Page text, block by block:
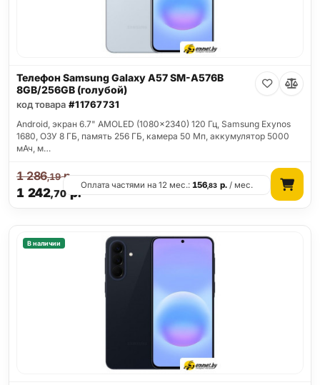
Телефон Samsung Galaxy A57 SM-A576B
8GB/256GB (голубой)
код товара #11767731
Android, экран 6.7" AMOLED (1080x2340) 120 Гц, Samsung Exynos
1680, ОЗУ 8 ГБ, память 256 ГБ, камера 50 Мп, аккумулятор 5000
мАч, м…
1 242,70 р.
1 286,19р.
Оплата частями на 12 мес.:156,83 р./ мес.
В наличии